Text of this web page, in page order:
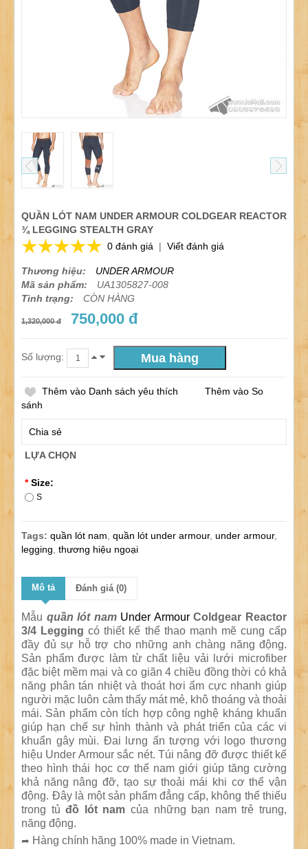
QUẦN LÓT NAM UNDER ARMOUR COLDGEAR REACTOR
¾ LEGGING STEALTH GRAY
0 đánh giá | Viết đánh giá
Thương hiệu:
UNDER ARMOUR
Mã sản phẩm:
UA1305827-008
Tình trạng:
CÒN HÀNG
1,320,000 đ 750,000 đ
Số lượng:
Thêm vào Danh sách yêu thích
Thêm vào So
sánh
Chia sẻ
LỰA CHỌN
* Size:
S
Tags: quần lót nam quần lót under armour, under armour,
legging thương hiệu ngoại
Mô tả Đánh giá (0)
Mẫu quần lót nam Under ArmourColdgear Reactor
3/4 Leggingcó thiết kế thể thao mạnh mẽ cung cấp
đầy đủ sự hỗ trợ cho những anh chàng năng động.
Sản phẩm được làm từ chất liệu vải lưới microfiber
đặc biệt mềm mại và co giãn 4 chiều đồng thời có khả
năng phân tán nhiệt và thoát hơi ẩm cực nhanh giúp
người mặc luôn cảm thấy mát mẻ, khô thoáng và thoải
mái. Sản phẩm còn tích hợp công nghệ kháng khuẩn
giúp hạn chế sự hình thành và phát triển của các vi
khuẩn gây mùi. Đai lưng ấn tượng với logo thương
hiệu Under Armour sắc nét. Túi nâng đỡ được thiết kế
theo hình thái học cơ thể nam giới giúp tăng cường
khả năng nâng đỡ, tạo sự thoải mái khi cơ thể vận
động. Đây là một sản phẩm đẳng cấp, không thể thiếu
trong tủđồ lót nam của những bạn nam trẻ trung,
năng động.
➦ Hàng chính hãng 100% made in Vietnam.